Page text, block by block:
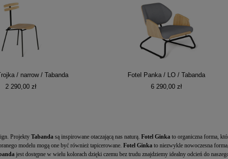
/ narrow / Tabanda
2 290,00 zł
Fotel Panka / LO / Tabanda
6 290,00 zł
Projekty Tabanda są inspirowane otaczającą nas naturą. Fotel Ginka to organiczna forma,
modelu mogą one być również tapicerowane. Fotel Ginka to niezwykle nowoczesna
jest dostępne w wielu kolorach dzięki czemu bez trudu znajdziemy idealny odcień do